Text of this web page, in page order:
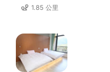
1.85 公里